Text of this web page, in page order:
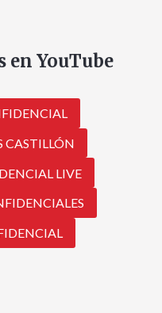
en YouTube
CASTILLÓN
LIVE